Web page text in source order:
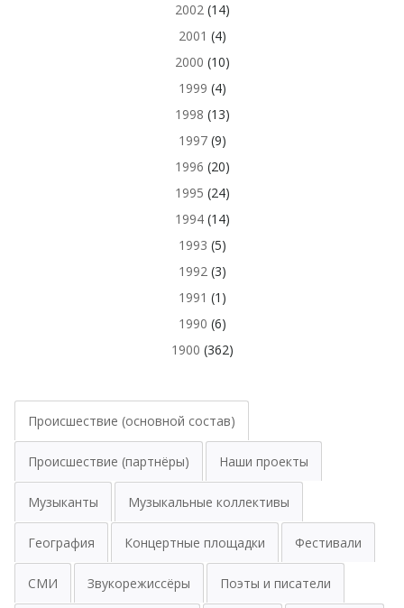
2002(14)
2001 (4)
2000 (10)
1999 (4)
1998 (13)
1997(9)
1996 (20)
1995 (24)
1994(14)
1993 (5)
1992(3)
1991 (1)
1990 (6)
1900 (362)
Происшествие (основной состав)
Происшествие (партнёры) Наши проекты
Музыканты Музыкальные коллективы
География Концертные площадки Фестивали
СМИ Звукорежиссёры Поэты и писатели